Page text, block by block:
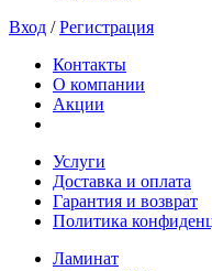
Вход /Регистрация
Контакты
О компании
Акции
Услуги
Доставка и оплата
Гарантия и возврат
Политика
Ламинат